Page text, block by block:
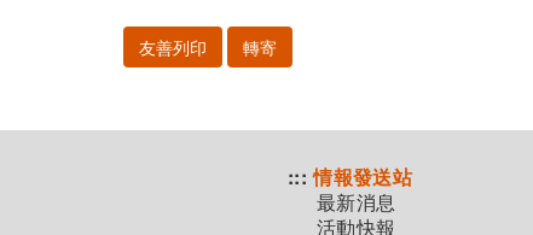
友善列印 轉寄
::: 情報發送站
最新消息
活動快報